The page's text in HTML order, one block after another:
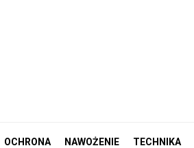
OCHRONA NAWOŻENIE TECHNIKA